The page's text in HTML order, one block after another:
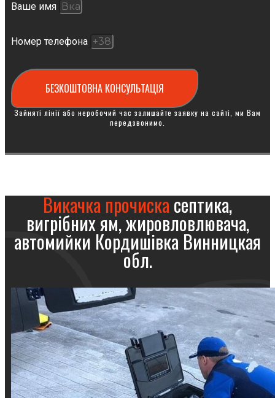
Ваше имя
Номер телефона
БЕЗКОШТОВНА КОНСУЛЬТАЦІЯ
Зайняті лінії або неробочий час залишайте заявку на сайті, ми Вам
передзвонимо.
Викачка прочискасептика,
вигрібних ям, жировловлювача,
автомийки Кордишівка Винницкая
обл.